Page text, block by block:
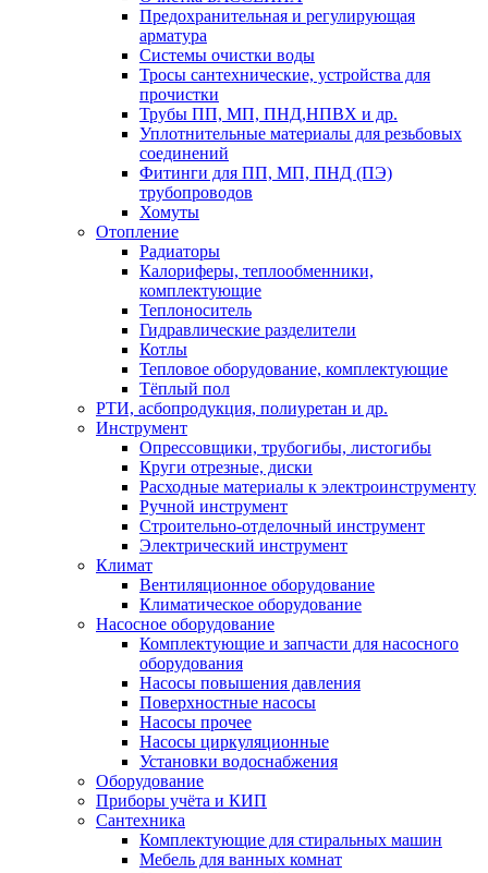
Предохранительная и регулирующая
арматура
Системы очистки воды
Тросы сантехнические, устройства для
прочистки
Трубы ПП, МП, ПНД,НПВХ и др.
Уплотнительные материалы для резьбовых
соединений
Фитинги для ПП, МП, ПНД (ПЭ)
трубопроводов
Хомуты
Отопление
Радиаторы
Калориферы, теплообменники,
комплектующие
Теплоноситель
Гидравлические разделители
Котлы
Тепловое оборудование, комплектующие
Тёплый пол
РТИ, асбопродукция, полиуретан и др.
Инструмент
Опрессовщики, трубогибы, листогибы
Круги отрезные, диски
Расходные материалы к электроинструменту
Ручной инструмент
Строительно-отделочный инструмент
Электрический инструмент
Климат
Вентиляционное оборудование
Климатическое оборудование
Насосное оборудование
Комплектующие и запчасти для насосного
оборудования
Насосы повышения давления
Поверхностные насосы
Насосы прочее
Насосы циркуляционные
Установки водоснабжения
Оборудование
Приборы учёта и КИП
Сантехника
Комплектующие для стиральных машин
Мебель для ванных комнат